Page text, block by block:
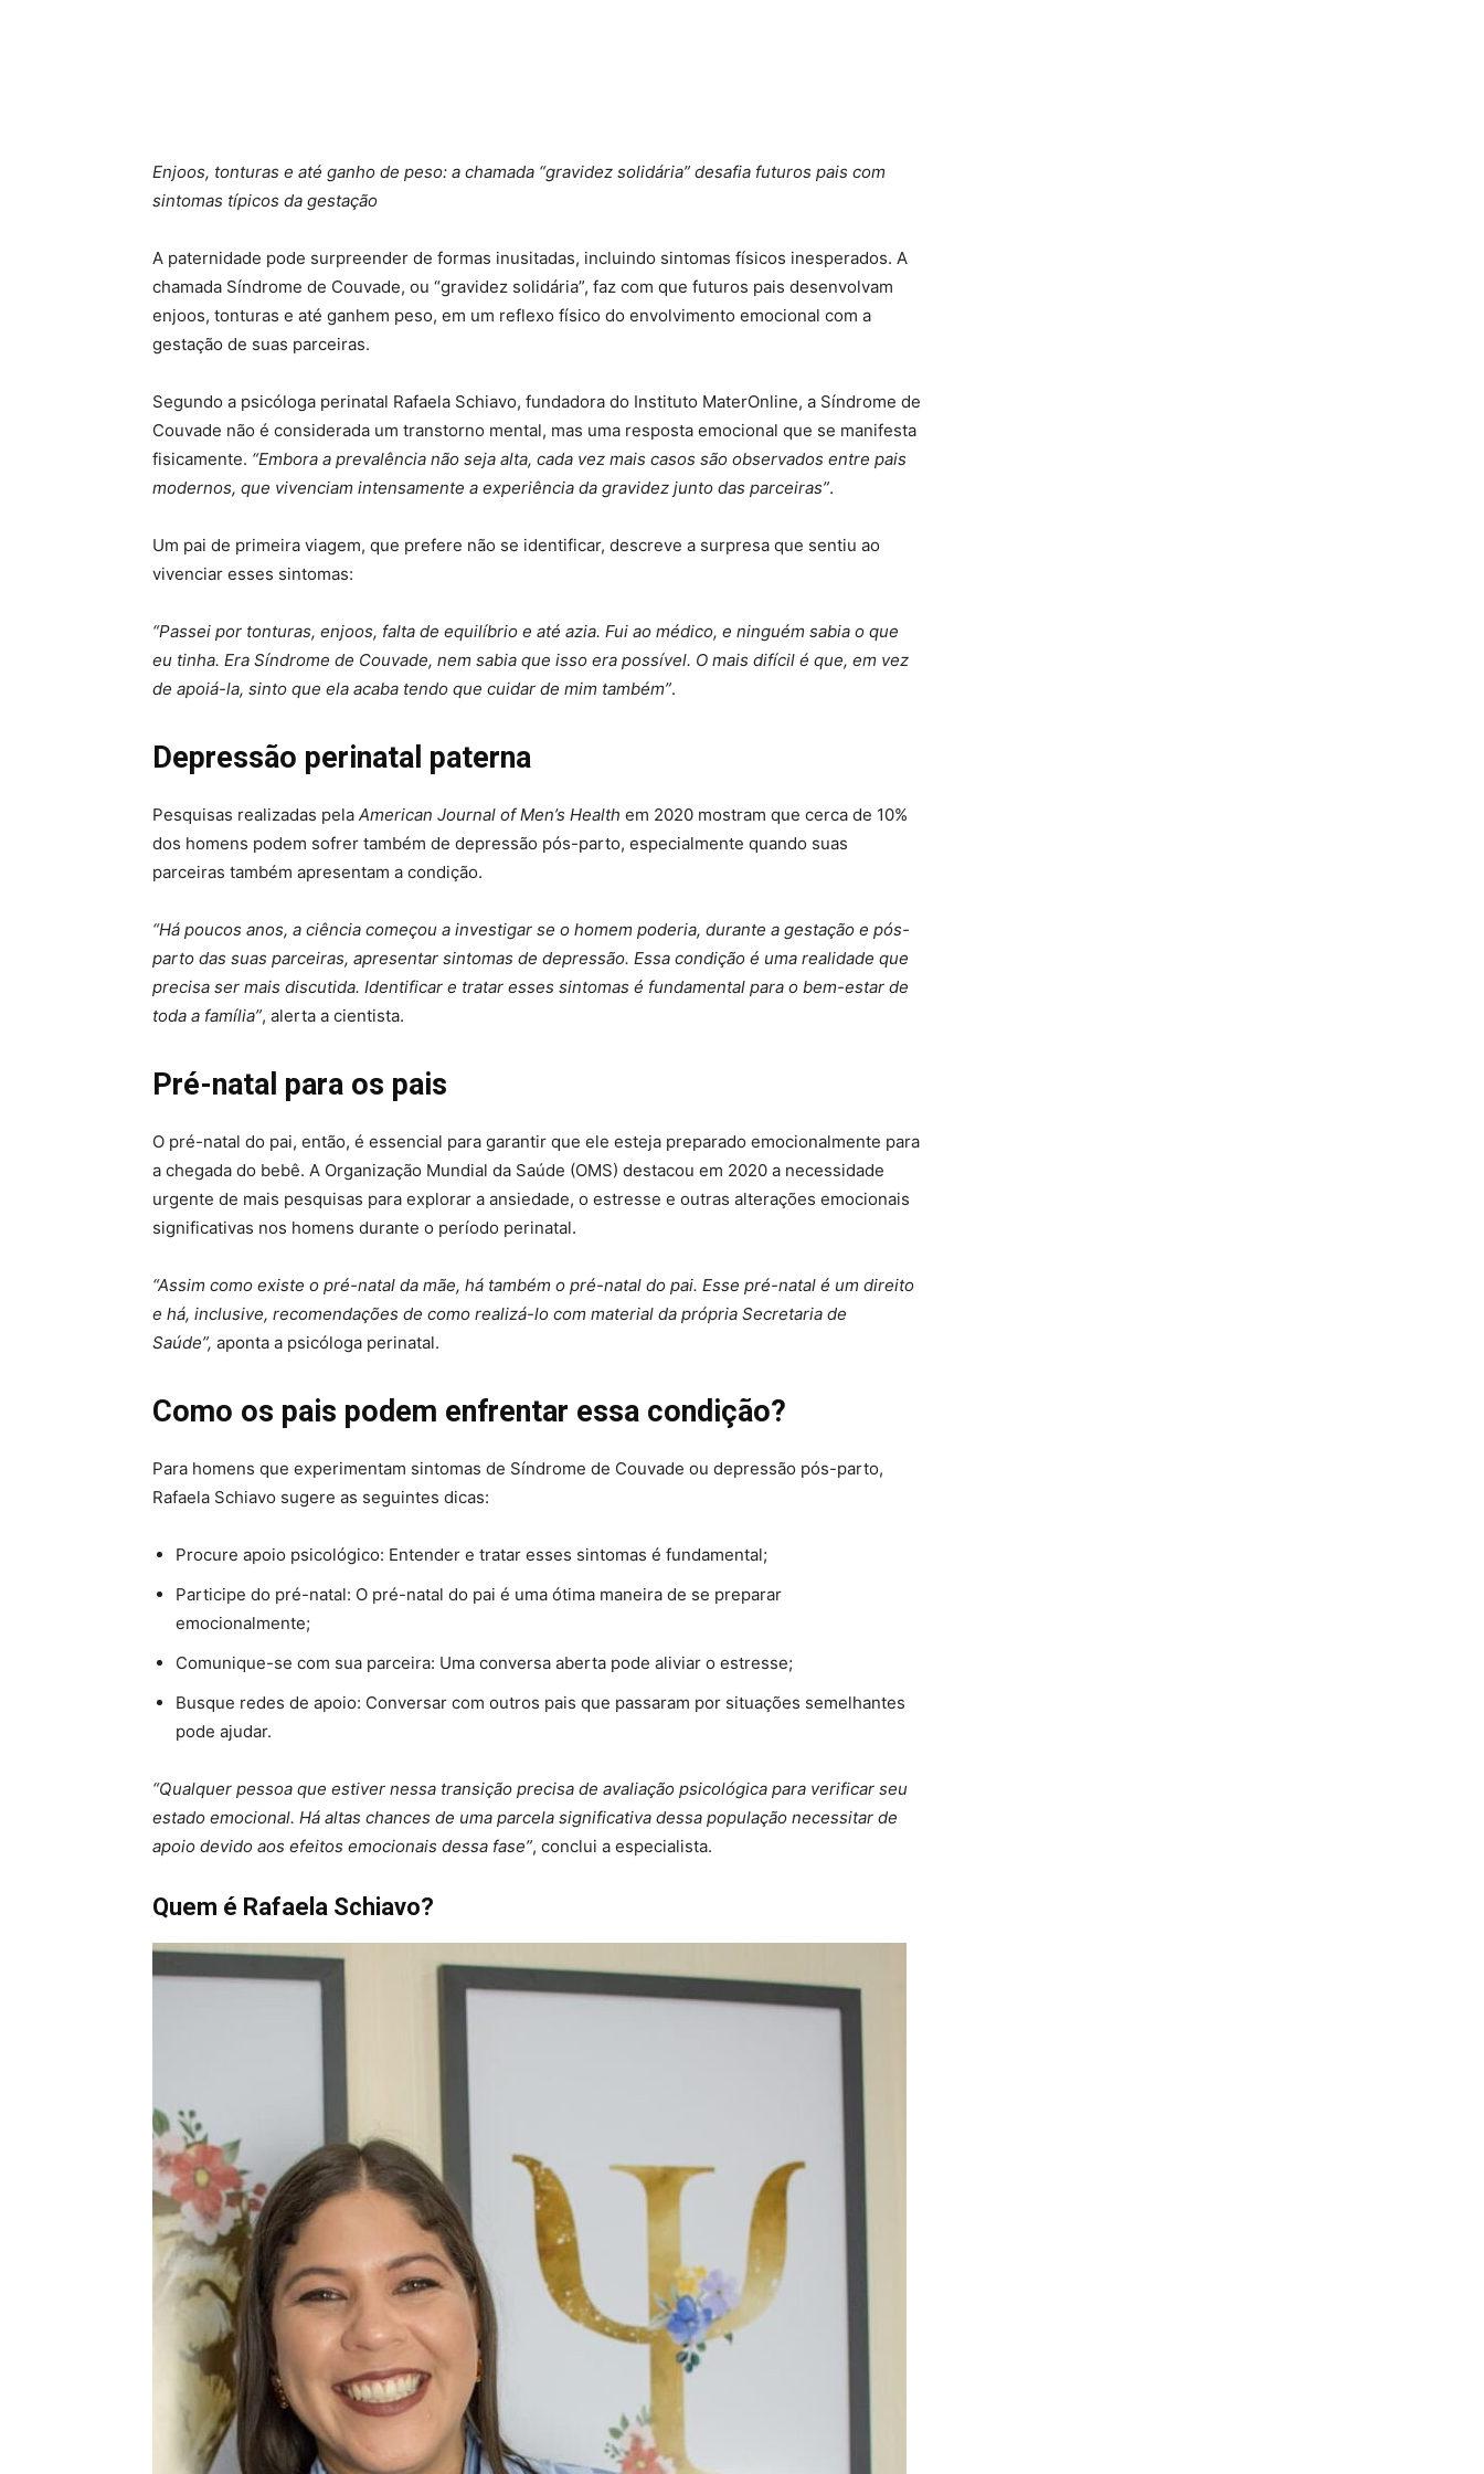
Enjoos, tonturas e até ganho de peso: a chamada “gravidez solidária” desafia futuros pais com
sintomas típicos da gestação
A paternidade pode surpreender de formas inusitadas, incluindo sintomas físicos inesperados. A
chamada Síndrome de Couvade, ou “gravidez solidária”, faz com que futuros pais desenvolvam
enjoos, tonturas e até ganhem peso, em um reflexo físico do envolvimento emocional com a
gestação de suas parceiras.
Segundo a psicóloga perinatal Rafaela Schiavo, fundadora do Instituto MaterOnline, a Síndrome de
Couvade não é considerada um transtorno mental, mas uma resposta emocional que se manifesta
fisicamente. “Embora a prevalência não seja alta, cada vez mais casos são observados entre pais
modernos, que vivenciam intensamente a experiência da gravidez junto das parceiras”.
Um pai de primeira viagem, que prefere não se identificar, descreve a surpresa que sentiu ao
vivenciar esses sintomas:
“Passei por tonturas, enjoos, falta de equilíbrio e até azia. Fui ao médico, e ninguém sabia o que
eu tinha. Era Síndrome de Couvade, nem sabia que isso era possível. O mais difícil é que, em vez
de apoiá-la, sinto que ela acaba tendo que cuidar de mim também”.
Depressão perinatal paterna
Pesquisas realizadas pela American Journal of Men’s Health em 2020 mostram que cerca de 10%
dos homens podem sofrer também de depressão pós-parto, especialmente quando suas
parceiras também apresentam a condição.
“Há poucos anos, a ciência começou a investigar se o homem poderia, durante a gestação e pós-
parto das suas parceiras, apresentar sintomas de depressão. Essa condição é uma realidade que
precisa ser mais discutida. Identificar e tratar esses sintomas é fundamental para o bem-estar de
toda a família”, alerta a cientista.
Pré-natal para os pais
O pré-natal do pai, então, é essencial para garantir que ele esteja preparado emocionalmente para
a chegada do bebê. A Organização Mundial da Saúde (OMS) destacou em 2020 a necessidade
urgente de mais pesquisas para explorar a ansiedade, o estresse e outras alterações emocionais
significativas nos homens durante o período perinatal.
“Assim como existe o pré-natal da mãe, há também o pré-natal do pai. Esse pré-natal é um direito
e há, inclusive, recomendações de como realizá-lo com material da própria Secretaria de
Saúde”, aponta a psicóloga perinatal.
Como os pais podem enfrentar essa condição?
Para homens que experimentam sintomas de Síndrome de Couvade ou depressão pós-parto,
Rafaela Schiavo sugere as seguintes dicas:
Procure apoio psicológico: Entender e tratar esses sintomas é fundamental;
Participe do pré-natal: O pré-natal do pai é uma ótima maneira de se preparar
emocionalmente;
Comunique-se com sua parceira: Uma conversa aberta pode aliviar o estresse;
Busque redes de apoio: Conversar com outros pais que passaram por situações semelhantes
pode ajudar.
“Qualquer pessoa que estiver nessa transição precisa de avaliação psicológica para verificar seu
estado emocional. Há altas chances de uma parcela significativa dessa população necessitar de
apoio devido aos efeitos emocionais dessa fase”, conclui a especialista.
Quem é Rafaela Schiavo?